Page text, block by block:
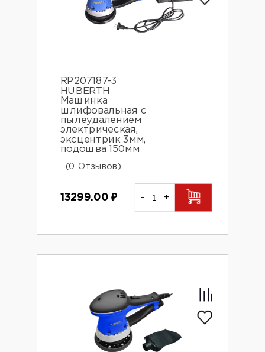
RP207187-3
HUBERTH
Машинка
шлифовальная с
пылеудалением
электрическая,
эксцентрик 3мм,
подошва 150мм
(0 Отзывов)
13299.00₽ - +